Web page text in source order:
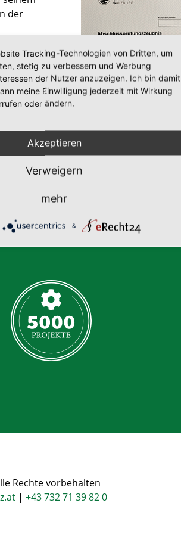
der
mit
nur im
konsequent
im Team
Rechte vorbehalten
| +43 732 71 39 82 0
Tracking-Technologien von Dritten, um
stetig zu verbessern und Werbung
der Nutzer anzuzeigen. Ich bin damit
meine Einwilligung jederzeit mit Wirkung
oder ändern.
Verweigern
mehr
&